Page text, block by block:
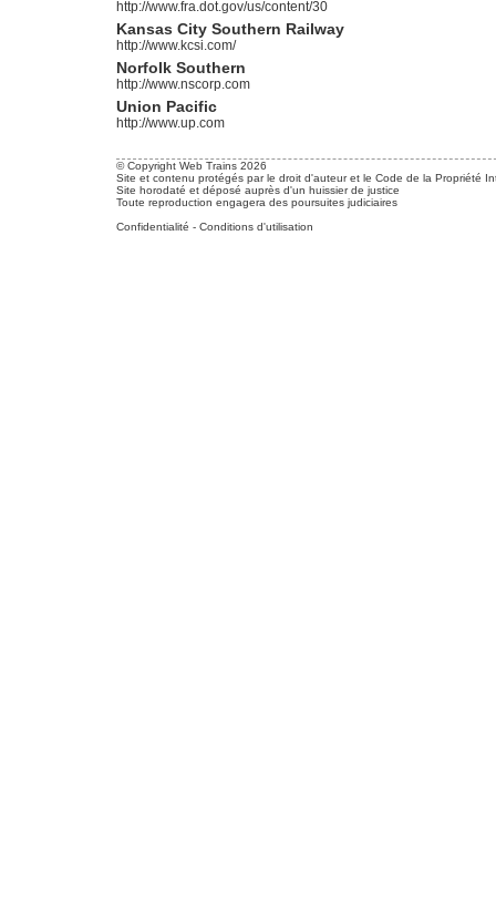
http://www.fra.dot.gov/us/content/30
Kansas City Southern Railway
http://www.kcsi.com/
Norfolk Southern
http://www.nscorp.com
Union Pacific
http://www.up.com
© Copyright Web Trains 2026
Site et contenu protégés par le droit d'auteur et le Code de la Propriété
Site horodaté et déposé auprès d'un huissier de justice
Toute reproduction engagera des poursuites judiciaires
Confidentialité - Conditions d'utilisation